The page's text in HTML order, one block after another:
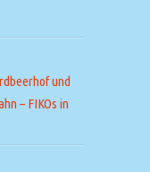
und
– FIKOs in